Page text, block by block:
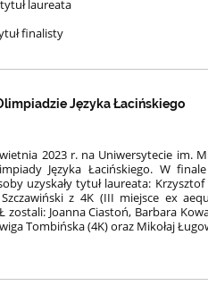
laureata
finalisty
Języka Łacińskiego
2023 r. na Uniwersytecie im.
Języka Łacińskiego. W
uzyskały tytuł laureata:
z 4K (III miejsce ex
zostali: Joanna Ciastoń, Barbara
Tombińska (4K) oraz Mikołaj